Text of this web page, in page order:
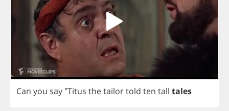
Can you say "Titus thetailortold ten tall tales